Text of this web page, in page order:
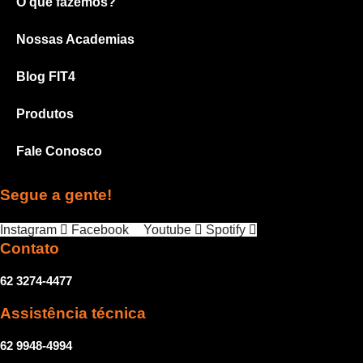
Nossas Academias
Blog FIT4
Produtos
Fale Conosco
Segue a gente!
Instagram Facebook Youtube Spotify
Contato
62 3274-4477
Assistência técnica
62 9948-4994